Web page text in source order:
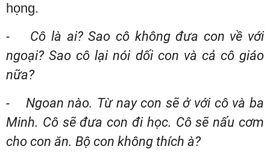
họng.
- Cô là ai? Sao cô không đưa con về với
ngoại? Sao cô lại nói dối con và cả cô giáo
nữa?
- Ngoan nào. Từ nay con sẽ ở với cô và ba
Minh. Cô sẽ đưa con đi học. Cô sẽ nấu cơm
cho con ăn. Bộ con không thích à?